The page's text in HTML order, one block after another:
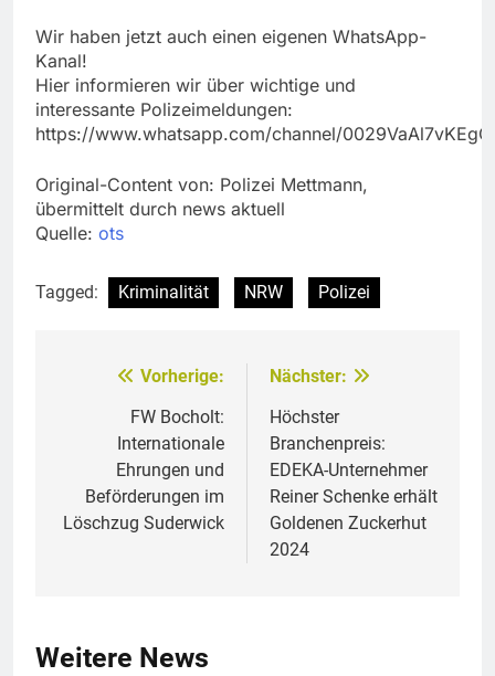
Wir haben jetzt auch einen eigenen WhatsApp-
Kanal!
Hier informieren wir über wichtige und
interessante Polizeimeldungen:
https://www.whatsapp.com/channel/
Original-Content von: Polizei Mettmann,
übermittelt durch news aktuell
Quelle: ots
Tagged: Kriminalität NRW Polizei
Beitragsnavigation
Vorherige:
FW Bocholt:
Internationale
Ehrungen und
Beförderungen im
Löschzug Suderwick
Nächster:
Höchster
Branchenpreis:
EDEKA-Unternehmer
Reiner Schenke erhält
Goldenen Zuckerhut
2024
Weitere News